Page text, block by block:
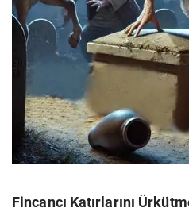
Fincancı Katırlarını